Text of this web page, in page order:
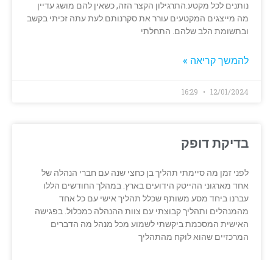
נותנים לכל מקטע.התרגילון הקצר הזה, כשאין להם מושג עדיין
מה מייצגים המקטעים עורר את סקרנותם.לעת עתה זכיתי בקשב
ובתשומת הלב שלהם. התחלתי
להמשך קריאה »
12/01/2024
בדיקת דופק
לפני זמן מה סיימתי תהליך בן כחצי שנה עם חברי הנהלה של
אחד מארגוני ההייטק הידועים בארץ. במהלך החודשים הללו
עברנו ביחד מסע משותף שכלל תהליך אישי עם כל אחד
מהמנהלים ותהליך קבוצתי עם צוות ההנהלה כמכלול. בפגישה
האישית המסכמת ביקשתי לשמוע מכל מנהל מה הדברים
המרכזיים שהוא לוקח מהתהליך